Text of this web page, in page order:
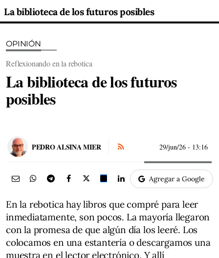
La biblioteca de los futuros posibles
OPINIÓN
Reflexionando en la rebotica
La biblioteca de los futuros
posibles
PEDRO ALSINA MIER 29/jun/26 - 13:16
Agregar a Google
En la rebotica hay libros que compré para leer
inmediatamente, son pocos. La mayoría llegaron
con la promesa de que algún día los leeré. Los
colocamos en una estantería o descargamos una
muestra en el lector electrónico. Y allí